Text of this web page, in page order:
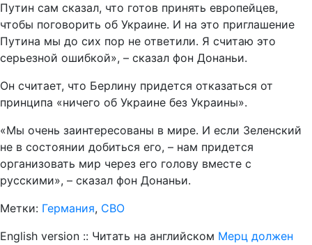
Путин сам сказал, что готов принять европейцев,
чтобы поговорить об Украине. И на это приглашение
Путина мы до сих пор не ответили. Я считаю это
серьезной ошибкой», – сказал фон Донаньи.
Он считает, что Берлину придется отказаться от
принципа «ничего об Украине без Украины».
«Мы очень заинтересованы в мире. И если Зеленский
не в состоянии добиться его, – нам придется
организовать мир через его голову вместе с
русскими», – сказал фон Донаньи.
Метки: Германия, СВО
English version :: Читать на английском Мерц должен